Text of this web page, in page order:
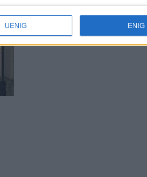
UENIG ENIG